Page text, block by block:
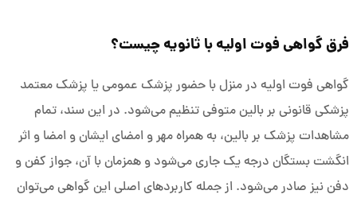
فرق گواهی فوت اولیه با ثانویه چیست؟
گواهی فوت اولیه در منزل با حضور پزشک عمومی یا پزشک معتمد
پزشکی قانونی بر بالین متوفی تنظیم می‌شود. در این سند، تمام
مشاهدات پزشک بر بالین، به همراه مهر و امضای ایشان و امضا و اثر
انگشت بستگان درجه یک جاری می‌شود و همزمان با آن، جواز کفن و
دفن نیز صادر می‌شود. از جمله کاربردهای اصلی این گواهی می‌توان